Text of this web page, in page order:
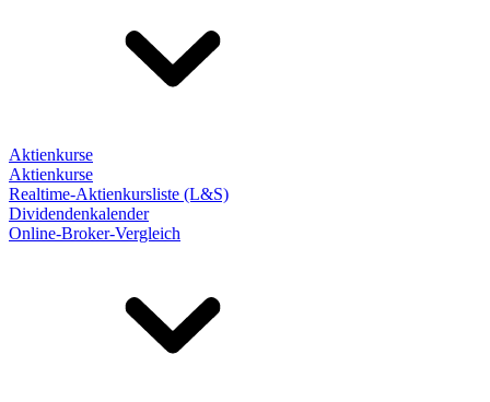
Aktienkurse
Aktienkurse
Realtime-Aktienkursliste (L&S)
Dividendenkalender
Online-Broker-Vergleich